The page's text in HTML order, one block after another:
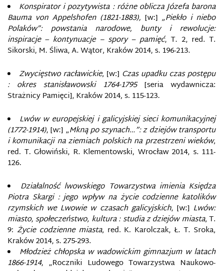
Konspirator i pozytywista : różne oblicza Józefa barona
Bauma von Appelshofen (1821-1883), [w:] „Piekło i niebo
Polaków”: powstania narodowe, bunty i rewolucje:
inspiracje – kontynuacje – spory – pamięć, T. 2, red. T.
Sikorski, M. Śliwa, A. Wątor, Kraków 2014, s. 196-213.
Zwycięstwo racławickie, [w:] Czas upadku czas postępu
: okres stanisławowski 1764-1795[seria wydawnicza:
Strażnicy Pamięci], Kraków 2014, s. 115-123.
Lwów w europejskiej i galicyjskiej sieci komunikacyjnej
(1772-1914), [w:] „Mkną po szynach…”: z dziejów transportu
i komunikacji na ziemiach polskich na przestrzeni wieków,
red. T. Głowiński, R. Klementowski, Wrocław 2014, s. 111-
126.
Działalność lwowskiego Towarzystwa imienia Księdza
Piotra Skargi : jego wpływ na życie codzienne katolików
rzymskich we Lwowie w czasach galicyjskich, [w:] Lwów:
miasto, społeczeństwo, kultura : studia z dziejów miasta, T.
9: Życie codzienne miasta, red. K. Karolczak, Ł. T. Sroka,
Kraków 2014, s. 275-293.
Młodzież chłopska w wadowickim gimnazjum w latach
1866-1914, „Roczniki Ludowego Towarzystwa Naukowo-